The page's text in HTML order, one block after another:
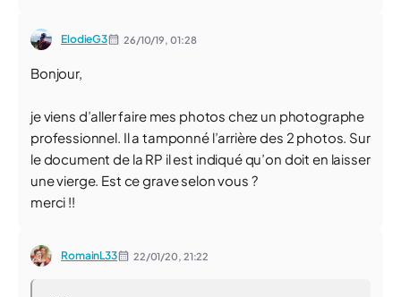
ElodieG3 26/10/19, 01:28
Bonjour,
je viens d’aller faire mes photos chez un photographe
professionnel. Il a tamponné l’arrière des 2 photos. Sur
le document de la RP il est indiqué qu’on doit en laisser
une vierge. Est ce grave selon vous ?
merci !!
RomainL33 22/01/20, 21:22